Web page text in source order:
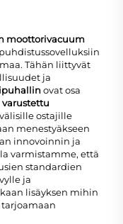
moottorivacuum
Tähän liittyvät
ja
ovat osa
varustettu
ostajille
menestyäkseen
innovoinnin ja
varmistamme, että
standardien
ja
lisäyksen mihin